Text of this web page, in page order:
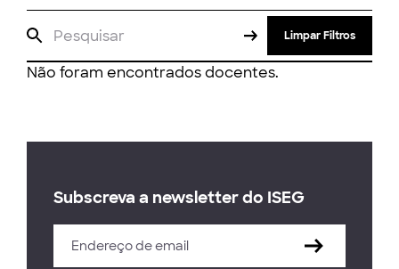
Limpar Filtros
Não foram encontrados docentes.
Subscreva a newsletter do ISEG